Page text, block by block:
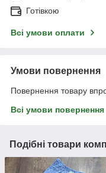
Готівкою
Всі умови оплати
Умови повернення
Повернення товару
Всі умови повернення
Подібні товари